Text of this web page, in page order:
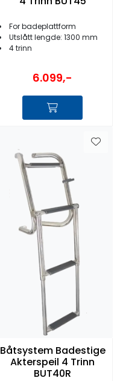
For badeplattform
Utslått lengde: 1300 mm
4 trinn
6.099,-
Båtsystem Badestige
Akterspeil 4 Trinn
BUT40R